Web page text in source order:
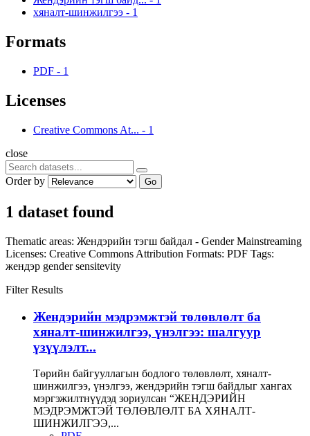
хяналт-шинжилгээ - 1
Formats
PDF - 1
Licenses
Creative Commons At... - 1
close
Order by Go
1 dataset found
Thematic areas: Жендэрийн тэгш байдал - Gender Mainstreaming
Licenses: Creative Commons Attribution Formats: PDF Tags:
жендэр gender sensitevity
Filter Results
Жендэрийн мэдрэмжтэй төлөвлөлт ба
хяналт-шинжилгээ, үнэлгээ: шалгуур
үзүүлэлт...
Төрийн байгууллагын бодлого төлөвлөлт, хяналт-
шинжилгээ, үнэлгээ, жендэрийн тэгш байдлыг хангах
мэргэжилтнүүдэд зориулсан “ЖЕНДЭРИЙН
МЭДРЭМЖТЭЙ ТӨЛӨВЛӨЛТ БА ХЯНАЛТ-
ШИНЖИЛГЭЭ,...